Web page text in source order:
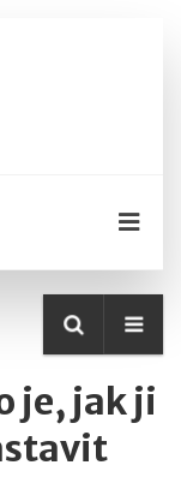
je, jak ji